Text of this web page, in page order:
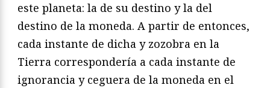
este planeta: la de su destino y la del
destino de la moneda. A partir de entonces,
cada instante de dicha y zozobra en la
Tierra correspondería a cada instante de
ignorancia y ceguera de la moneda en el